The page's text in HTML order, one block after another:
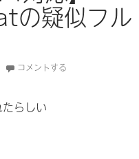
の疑似フル
コメントする
らしい
】 KinectでVRChatの疑